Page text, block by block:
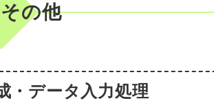
の他
・データ入力処理